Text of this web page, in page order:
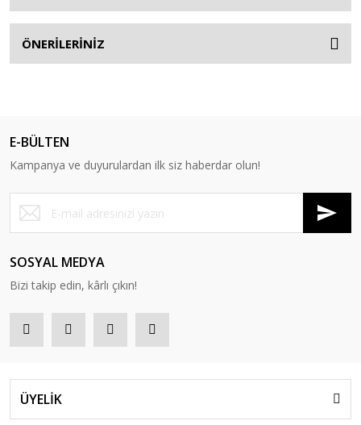
ÖNERİLERİNİZ
E-BÜLTEN
Kampanya ve duyurulardan ilk siz haberdar olun!
SOSYAL MEDYA
Bizi takip edin, kârlı çıkın!
ÜYELİK